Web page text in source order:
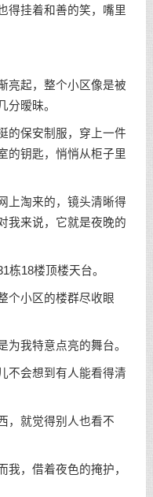
得挂着和善的笑，嘴里
起，整个小区像是被
分暧昧。
保安制服，穿上一件
的钥匙，悄悄从柜子里
淘来的，镜头清晰得
我来说，它就是夜晚的
18楼顶楼天台。
小区的楼群尽收眼
我特意点亮的舞台。
会想到有人能看得清
就觉得别人也看不
，借着夜色的掩护，